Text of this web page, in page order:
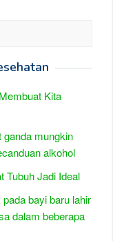
Kita
ganda mungkin
alkohol
Tubuh Jadi Ideal
bayi baru lahir
dalam beberapa